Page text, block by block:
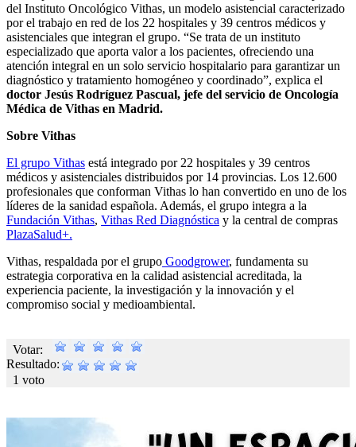
del Instituto Oncológico Vithas, un modelo asistencial caracterizado
por el trabajo en red de los 22 hospitales y 39 centros médicos y
asistenciales que integran el grupo. “Se trata de un instituto
especializado que aporta valor a los pacientes, ofreciendo una
atención integral en un solo servicio hospitalario para garantizar un
diagnóstico y tratamiento homogéneo y coordinado”, explica el
doctor Jesús Rodríguez Pascual, jefe del servicio de Oncología
Médica de Vithas en Madrid.
Sobre Vithas
El grupo Vithas está integrado por 22 hospitales y 39 centros
médicos y asistenciales distribuidos por 14 provincias. Los 12.600
profesionales que conforman Vithas lo han convertido en uno de los
líderes de la sanidad española. Además, el grupo integra a la
Fundación Vithas, Vithas Red Diagnóstica y la central de compras
PlazaSalud+.
Vithas, respaldada por el grupo Goodgrower, fundamenta su
estrategia corporativa en la calidad asistencial acreditada, la
experiencia paciente, la investigación y la innovación y el
compromiso social y medioambiental.
Votar:
Resultado:
1 voto